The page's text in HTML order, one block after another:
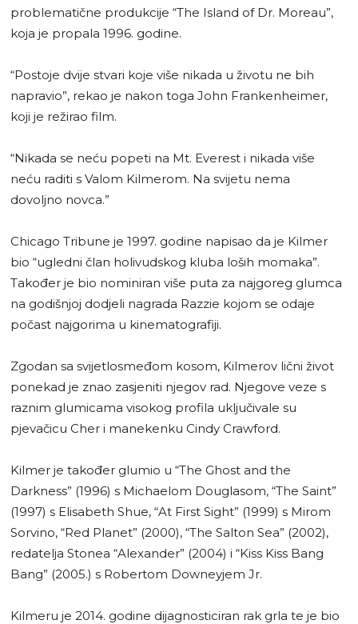
problematične produkcije “The Island of Dr. Moreau”,
koja je propala 1996. godine.
“Postoje dvije stvari koje više nikada u životu ne bih
napravio”, rekao je nakon toga John Frankenheimer,
koji je režirao film.
“Nikada se neću popeti na Mt. Everest i nikada više
neću raditi s Valom Kilmerom. Na svijetu nema
dovoljno novca.”
Chicago Tribune je 1997. godine napisao da je Kilmer
bio “ugledni član holivudskog kluba loših momaka”.
Također je bio nominiran više puta za najgoreg glumca
na godišnjoj dodjeli nagrada Razzie kojom se odaje
počast najgorima u kinematografiji.
Zgodan sa svijetlosmeđom kosom, Kilmerov lični život
ponekad je znao zasjeniti njegov rad. Njegove veze s
raznim glumicama visokog profila uključivale su
pjevačicu Cher i manekenku Cindy Crawford.
Kilmer je također glumio u “The Ghost and the
Darkness” (1996) s Michaelom Douglasom, “The Saint”
(1997) s Elisabeth Shue, “At First Sight” (1999) s Mirom
Sorvino, “Red Planet” (2000), “The Salton Sea” (2002),
redatelja Stonea “Alexander” (2004) i “Kiss Kiss Bang
Bang” (2005.) s Robertom Downeyjem Jr.
Kilmeru je 2014. godine dijagnosticiran rak grla te je bio